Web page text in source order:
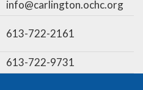
info@carlington.ochc.org
613-722-2161
613-722-9731